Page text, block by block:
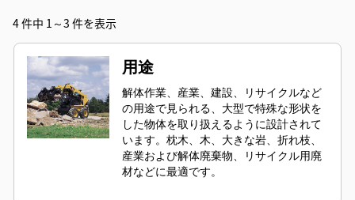
4 件中 1～3 件を表示
用途
解体作業、産業、建設、リサイクルなど
の用途で見られる、大型で特殊な形状を
した物体を取り扱えるように設計されて
います。枕木、木、大きな岩、折れ枝、
産業および解体廃棄物、リサイクル用廃
材などに最適です。